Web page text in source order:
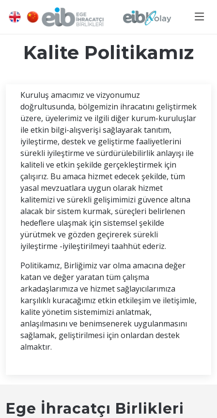
Kalite Politikamız
Kuruluş amacımız ve vizyonumuz
doğrultusunda, bölgemizin ihracatını geliştirmek
üzere, üyelerimiz ve ilgili diğer kurum-kuruluşlar
ile etkin bilgi-alışverişi sağlayarak tanıtım,
iyileştirme, destek ve geliştirme faaliyetlerini
sürekli iyileştirme ve sürdürülebilirlik anlayışı ile
kaliteli ve etkin şekilde gerçekleştirmek için
çalışırız. Bu amaca hizmet edecek şekilde, tüm
yasal mevzuatlara uygun olarak hizmet
kalitemizi ve sürekli gelişimimizi güvence altına
alacak bir sistem kurmak, süreçleri belirlenen
hedeflere ulaşmak için sistemsel şekilde
yürütmek ve gözden geçirerek sürekli
iyileştirme -iyileştirilmeyi taahhüt ederiz.
Politikamız, Birliğimiz var olma amacına değer
katan ve değer yaratan tüm çalışma
arkadaşlarımıza ve hizmet sağlayıcılarımıza
karşılıklı kuracağımız etkin etkileşim ve iletişimle,
kalite yönetim sistemimizi anlatmak,
anlaşılmasını ve benimsenerek uygulanmasını
sağlamak, geliştirilmesi için onlardan destek
almaktır.
Ege İhracatçı Birlikleri